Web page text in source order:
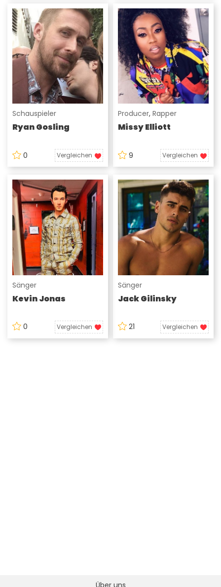
Schauspieler
Ryan Gosling
0 Vergleichen
Producer, Rapper
Missy Elliott
9 Vergleichen
Sänger
Kevin Jonas
0 Vergleichen
Sänger
Jack Gilinsky
21 Vergleichen
Über uns